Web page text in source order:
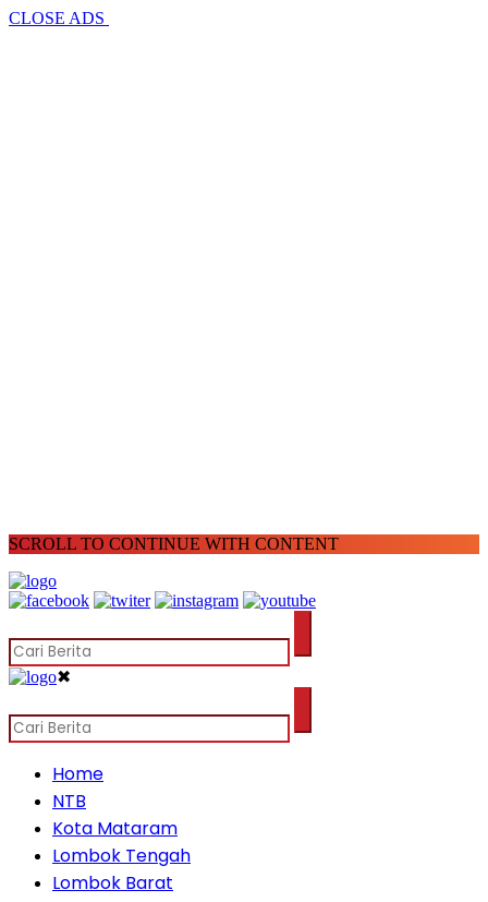
CLOSE ADS
SCROLL TO CONTINUE WITH CONTENT
✖
Home
NTB
Kota Mataram
Lombok Tengah
Lombok Barat